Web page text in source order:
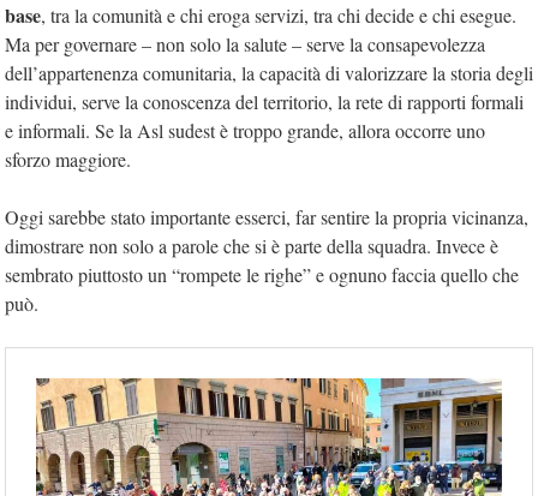
base, tra la comunità e chi eroga servizi, tra chi decide e chi esegue.
Ma per governare – non solo la salute – serve la consapevolezza
dell’appartenenza comunitaria, la capacità di valorizzare la storia degli
individui, serve la conoscenza del territorio, la rete di rapporti formali
e informali. Se la Asl sudest è troppo grande, allora occorre uno
sforzo maggiore.
Oggi sarebbe stato importante esserci, far sentire la propria vicinanza,
dimostrare non solo a parole che si è parte della squadra. Invece è
sembrato piuttosto un “rompete le righe” e ognuno faccia quello che
può.